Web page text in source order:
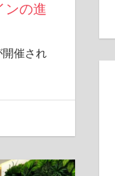
ンの進
催され